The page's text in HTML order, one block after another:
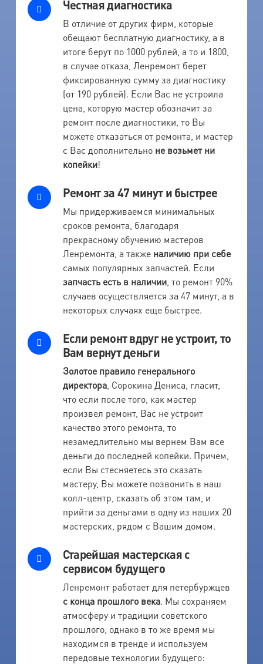
Честная диагностика
В отличие от других фирм, которые
обещают бесплатную диагностику, а в
итоге берут по 1000 рублей, а то и 1800,
в случае отказа, Ленремонт берет
фиксированную сумму за диагностику
(от 190 рублей). Если Вас не устроила
цена, которую мастер обозначит за
ремонт после диагностики, то Вы
можете отказаться от ремонта, и мастер
с Вас дополнительно не возьмет ни
копейки!
Ремонт за 47 минут и быстрее
Мы придерживаемся минимальных
сроков ремонта, благодаря
прекрасному обучению мастеров
Ленремонта, а также наличию при себе
самых популярных запчастей. Если
запчасть есть в наличии, то ремонт 90%
случаев осуществляется за 47 минут, а в
некоторых случаях еще быстрее.
Если ремонт вдруг не устроит, то
Вам вернут деньги
Золотое правило генерального
директора, Сорокина Дениса, гласит,
что если после того, как мастер
произвел ремонт, Вас не устроит
качество этого ремонта, то
незамедлительно мы вернем Вам все
деньги до последней копейки. Причем,
если Вы стесняетесь это сказать
мастеру, Вы можете позвонить в наш
колл-центр, сказать об этом там, и
прийти за деньгами в одну из наших 20
мастерских, рядом с Вашим домом.
Старейшая мастерская с
сервисом будущего
Ленремонт работает для петербуржцев
с конца прошлого века. Мы сохраняем
атмосферу и традиции советского
прошлого, однако в то же время мы
находимся в тренде и используем
передовые технологии будущего: